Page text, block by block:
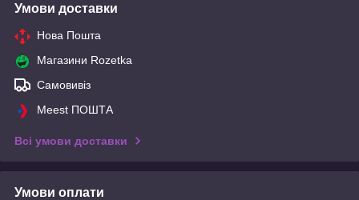
Умови доставки
Нова Пошта
Магазини Rozetka
Самовивіз
Meest ПОШТА
Всі умови доставки
Умови оплати